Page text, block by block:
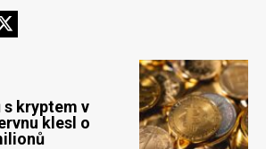
s kryptem v
klesl o